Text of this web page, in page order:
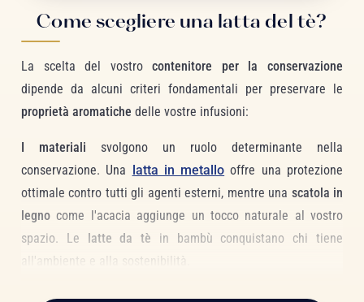
Come scegliere una latta del tè?
La scelta del vostrocontenitore per la conservazione
dipende da alcuni criteri fondamentali per preservare le
proprietà aromatiche delle vostre infusioni:
I materiali svolgono un ruolo determinante nella
conservazione. Una latta in metallo offre una protezione
ottimale contro tutti gli agenti esterni, mentre una scatola in
legno come l'acacia aggiunge un tocco naturale al vostro
spazio. Le latte da tè in bambù conquistano chi tiene
all'ambiente e alla sostenibilità.
La capienzavaria in base alle vostre esigenze: da 100 g per